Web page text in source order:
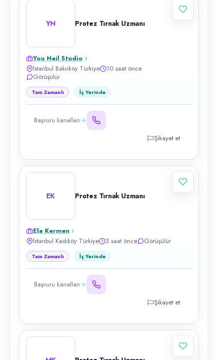
YN Protez Tırnak Uzmanı
You Nail Studio
İstanbul Bakırköy Türkiye
10 saat önce
Görüşülür
Tam Zamanlı İş Yerinde
Başvuru kanalları
Şikayet et
EK Protez Tırnak Uzmanı
Ela Kermen
İstanbul Kadıköy Türkiye
3 saat önce Görüşülür
Tam Zamanlı İş Yerinde
Başvuru kanalları
Şikayet et